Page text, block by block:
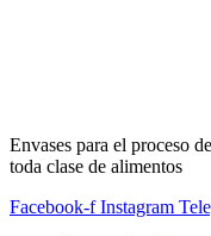
Envases para el proceso
toda clase de alimentos
Facebook-f Instagram